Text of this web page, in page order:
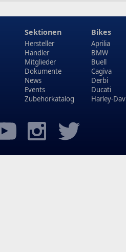
Sektionen
Hersteller
Händler
Mitglieder
Dokumente
News
Events
Zubehörkatalog
Bikes
Aprilia
BMW
Buell
Cagiva
Derbi
Ducati
Harley-